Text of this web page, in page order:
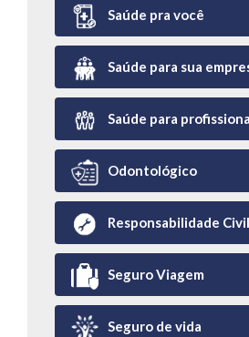
Saúde pra você
Saúde para sua
Saúde para
Odontológico
Responsabilidade Civil
Seguro Viagem
Seguro de vida